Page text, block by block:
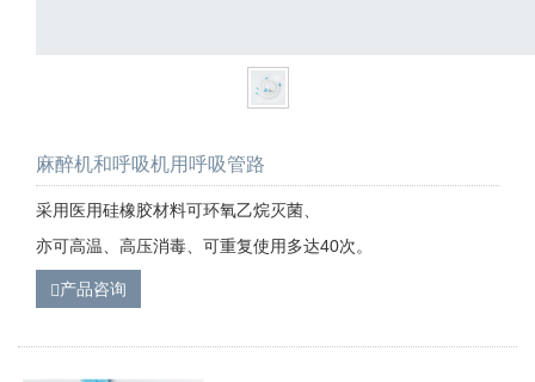
麻醉机和呼吸机用呼吸管路
采用医用硅橡胶材料可环氧乙烷灭菌、
亦可高温、高压消毒、可重复使用多达40次。
产品咨询